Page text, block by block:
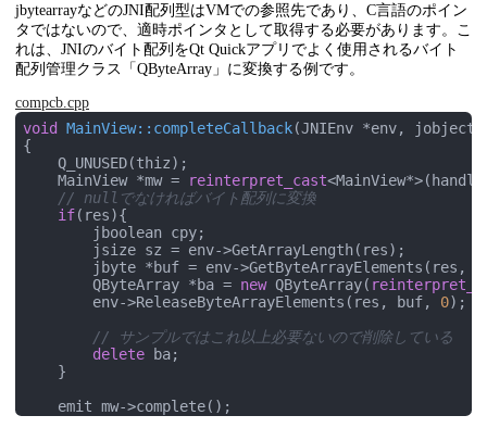
jbytearrayなどのJNI配列型はVMでの参照先であり、C言語のポイン
タではないので、適時ポインタとして取得する必要があります。こ
れは、JNIのバイト配列をQt Quickアプリでよく使用されるバイト
配列管理クラス「QByteArray」に変換する例です。
compcb.cpp
void MainView::completeCallback(JNIEnv *env,
{
    Q_UNUSED(thiz);
    MainView *mw =
reinterpret_cast
// nullでなければバイト配列に変換
if(res){
        jboolean cpy;
        jsize sz = env->GetArrayLength(res);
jbyte *buf = env->GetByteArrayElements(res,
        QByteArray *ba =
new QByteArray(
        env->ReleaseByteArrayElements(res, buf,
0);
// サンプルではこれ以上必要ないので削除している
delete ba;
    }
    emit mw->complete();